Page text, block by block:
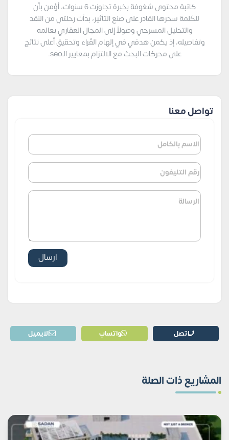
كاتبة محتوى شغوفة بخبرة تجاوزت 6 سنوات، أؤمن بأن
للكلمة سحرها القادر على صنع التأثير، بدأت رحلتي من النقد
والتحليل المسرحي وصولاً إلى المجال العقاري بعالمه
وتفاصيله، إذ يكمن هدفي في إلهام القُراء وتحقيق أعلى نتائج
على محركات البحث مع الالتزام بمعايير الـseo.
تواصل معنا
اتصل واتساب الايميل
المشاريع ذات الصلة